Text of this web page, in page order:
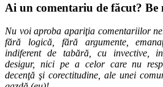
Ai un comentariu de făcut? Be
Nu voi aproba apariţia comentariilor
fără logică, fără argumente,
indiferent de tabără, cu invective,
desigur, nici pe a celor care nu
decenţă şi corectitudine, ale unei